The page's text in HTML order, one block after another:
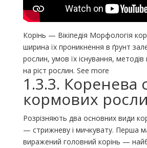
Корінь — Вікіпедія Морфологія
ширина їх проникнення в ґрунт
рослин, умов їх існування,
на ріст рослин. See more
1.3.3. Коренева
кормових
Розрізняють два основних види
— стрижневу і мичкувату. Перша
виражений головний корінь —